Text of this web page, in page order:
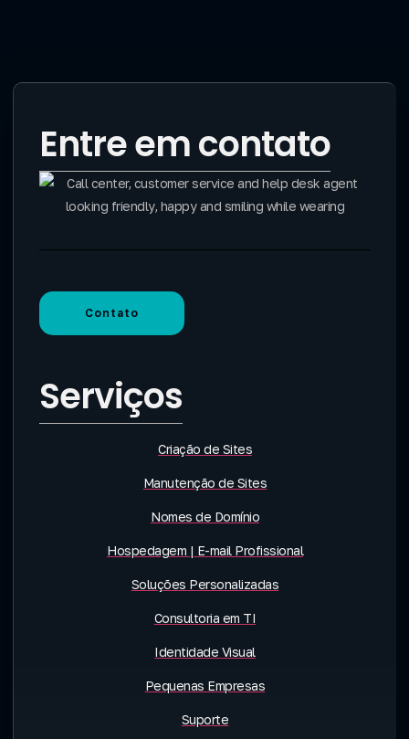
Entre em contato
Contato
Serviços
Criação de Sites
Manutenção de Sites
Nomes de Domínio
Hospedagem | E-mail Profissional
Soluções Personalizadas
Consultoria em TI
Identidade Visual
Pequenas Empresas
Suporte